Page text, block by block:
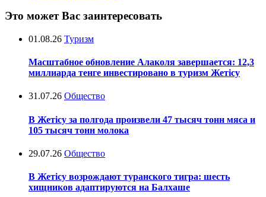
Это может Вас заинтересовать
01.08.26 Туризм
Масштабное обновление Алаколя завершается: 12,3
миллиарда тенге инвестировано в туризм Жетісу
31.07.26 Общество
В Жетісу за полгода произвели 47 тысяч тонн мяса и
105 тысяч тонн молока
29.07.26 Общество
В Жетісу возрождают туранского тигра: шесть
хищников адаптируются на Балхаше